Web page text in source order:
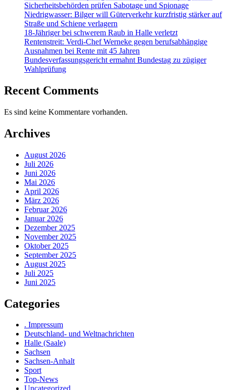
Sicherheitsbehörden prüfen Sabotage und Spionage
Niedrigwasser: Bilger will Güterverkehr kurzfristig stärker auf
Straße und Schiene verlagern
18-Jähriger bei schwerem Raub in Halle verletzt
Rentenstreit: Verdi-Chef Werneke gegen berufsabhängige
Ausnahmen bei Rente mit 45 Jahren
Bundesverfassungsgericht ermahnt Bundestag zu zügiger
Wahlprüfung
Recent Comments
Es sind keine Kommentare vorhanden.
Archives
August 2026
Juli 2026
Juni 2026
Mai 2026
April 2026
März 2026
Februar 2026
Januar 2026
Dezember 2025
November 2025
Oktober 2025
September 2025
August 2025
Juli 2025
Juni 2025
Categories
. Impressum
Deutschland- und Weltnachrichten
Halle (Saale)
Sachsen
Sachsen-Anhalt
Sport
Top-News